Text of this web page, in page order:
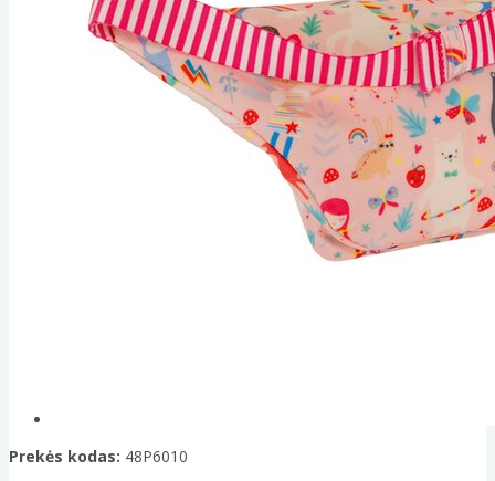
Prekės kodas: 48P6010